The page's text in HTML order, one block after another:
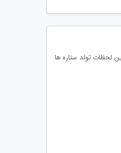
لحظات تولد ستاره ها